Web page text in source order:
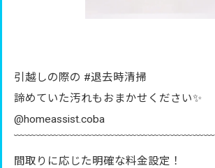
引越しの際の #退去時清掃
諦めていた汚れもおまかせください✨
@homeassist.coba
﹋﹋﹋﹋﹋﹋﹋﹋﹋﹋﹋﹋﹋﹋﹋﹋﹋﹋
間取りに応じた明確な料金設定！